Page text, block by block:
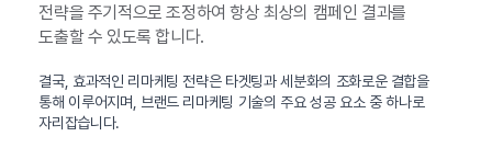
전략을 주기적으로 조정하여 항상 최상의 캠페인 결과를
도출할 수 있도록 합니다.
결국, 효과적인 리마케팅 전략은 타겟팅과 세분화의 조화로운 결합을
통해 이루어지며, 브랜드 리마케팅 기술의 주요 성공 요소 중 하나로
자리잡습니다.